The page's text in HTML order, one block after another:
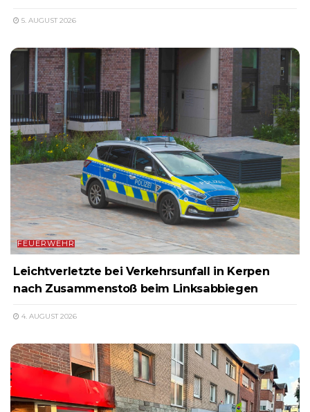
5. AUGUST 2026
FEUERWEHR
Leichtverletzte bei Verkehrsunfall in Kerpen
nach Zusammenstoß beim Linksabbiegen
4. AUGUST 2026